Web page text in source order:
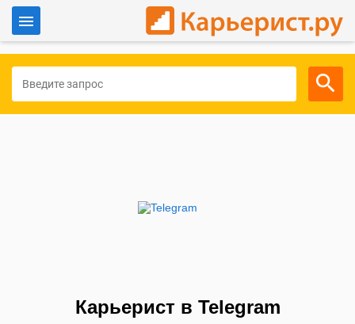
Для работодателей
Карьерист в Telegram